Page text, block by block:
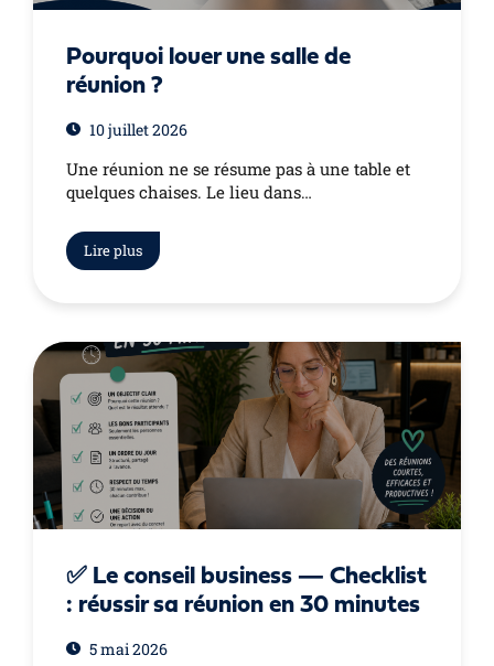
Pourquoi louer une salle de
réunion ?
10 juillet 2026
Une réunion ne se résume pas à une table et
quelques chaises. Le lieu dans…
Lire plus
✅ Le conseil business — Checklist
: réussir sa réunion en 30 minutes
5 mai 2026